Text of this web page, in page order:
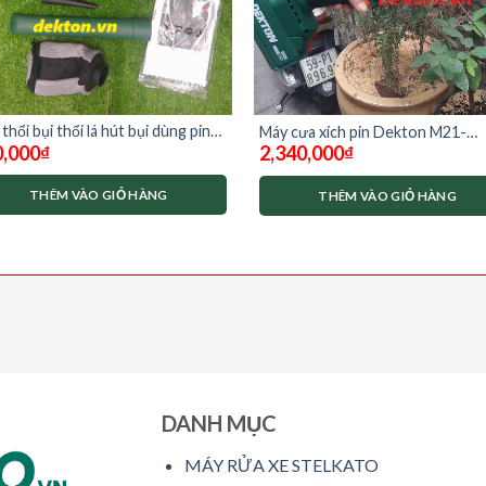
thổi bụi thổi lá hút bụi dùng pin
M21-TB01 ( Chưa gồm pin và
₫
THÊM VÀO GIỎ HÀNG
Máy cưa xích pin Dekton M21-
CS06BLC ( ĐỦ BỘ 2 pin – 1 sạc)
2,340,000₫
THÊM VÀO GIỎ HÀNG
DANH MỤC
MÁY RỬA XE STELKATO